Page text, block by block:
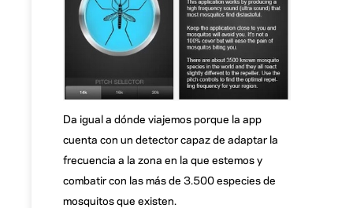
Da igual a dónde viajemos porque la app
cuenta con un detector capaz de adaptar la
frecuencia a la zona en la que estemos y
combatir con las más de 3.500 especies de
mosquitos que existen.